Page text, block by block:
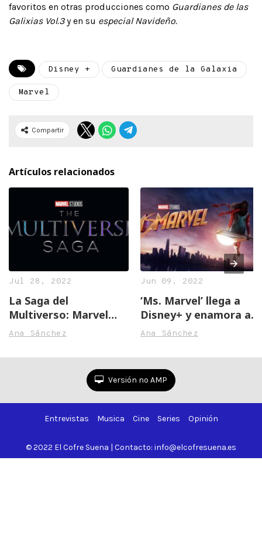
favoritos en otras producciones como Guardianes de las
Galixias Vol.3y en su especial Navideño.
Disney + Guardianes de la Galaxia
Marvel
Compartir
Artículos relacionados
Jul 28, 2022
La Saga del
Multiverso: Marvel
anuncia su Fase 5 y 6
San Diego
Ana Sánchez
Jun 09, 2022
‘Ms. Marvel’ llega a
Disney+ y enamora a
sus fans
Ana Sánchez
Versión no AMP
Entrevistas Musica Cine Series Opinión
© 2022 El Cofre Suena | Contacto: info@elcofresuena.es